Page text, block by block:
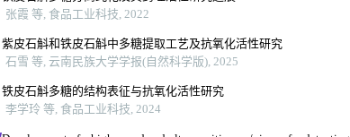
张霞 等, 食品工业科技, 2022
紫皮石斛和铁皮石斛中多糖提取工艺及抗氧化活性研究
石雪 等, 云南民族大学学报(自然科学版), 2025
铁皮石斛多糖的结构表征与抗氧化活性研究
李学玲 等, 食品工业科技, 2024